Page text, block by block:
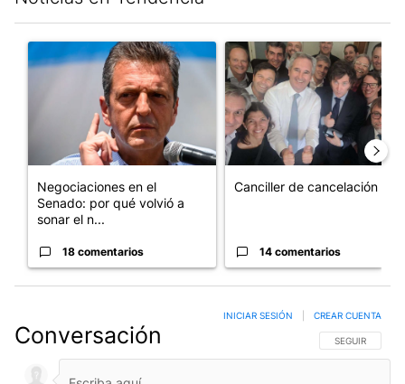
Un artículo de tendencia con el título "Negociaciones en el
Negociaciones en el
Senado: por qué volvió a
sonar el n...
18 comentarios
Un artículo de tendencia con
Canciller de cancelación
14 comentarios
Conversación SIGA ESTA
SEGUIR
INICIAR SESIÓN CREAR CUENTA